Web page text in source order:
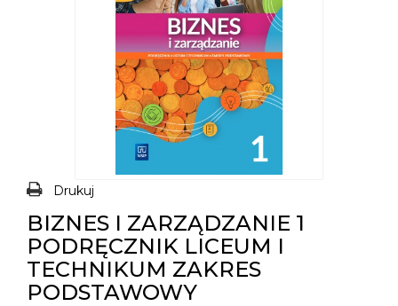
Drukuj
BIZNES I ZARZĄDZANIE 1
PODRĘCZNIK LICEUM I
TECHNIKUM ZAKRES
PODSTAWOWY